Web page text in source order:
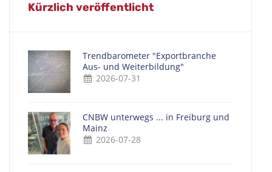
Kürzlich veröffentlicht
Trendbarometer "Exportbranche
Aus- und Weiterbildung"
2026-07-31
CNBW unterwegs ... in Freiburg und
Mainz
2026-07-28